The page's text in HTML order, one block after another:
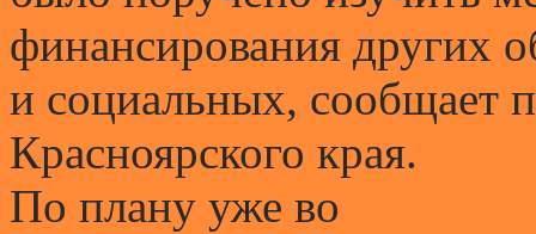
финансирования других
и социальных, сообщает
Красноярского края.
По плану уже во